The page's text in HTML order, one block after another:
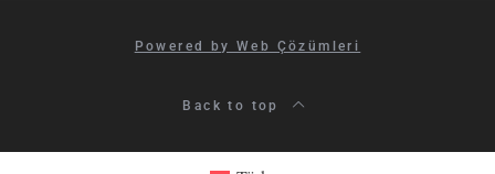
Powered by Web Çözümleri
Back to top